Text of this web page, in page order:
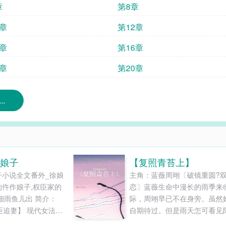
第8章
第12章
第16章
第20章
子
说全文番外_徐娘
作娘子,权臣家的
鱼儿出 简介：
追妻】 现代女法医
【复照青苔上】
主角：蓝薇周翊〔破镜重圆?
恋〕蓝薇生命中漫长的雨季来
际，周翊早已不在身旁。虽然
自期待过。但是雨天怎可看见